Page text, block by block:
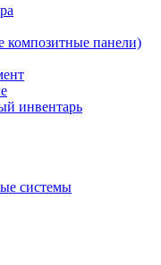
панели)
инвентарь
системы